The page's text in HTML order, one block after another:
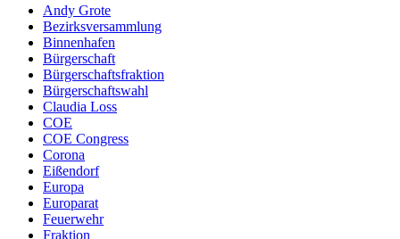
Andy Grote
Bezirksversammlung
Binnenhafen
Bürgerschaft
Bürgerschaftsfraktion
Bürgerschaftswahl
Claudia Loss
COE
COE Congress
Corona
Eißendorf
Europa
Europarat
Feuerwehr
Fraktion